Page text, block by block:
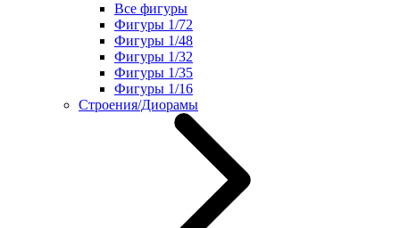
Все фигуры
Фигуры 1/72
Фигуры 1/48
Фигуры 1/32
Фигуры 1/35
Фигуры 1/16
Строения/Диорамы